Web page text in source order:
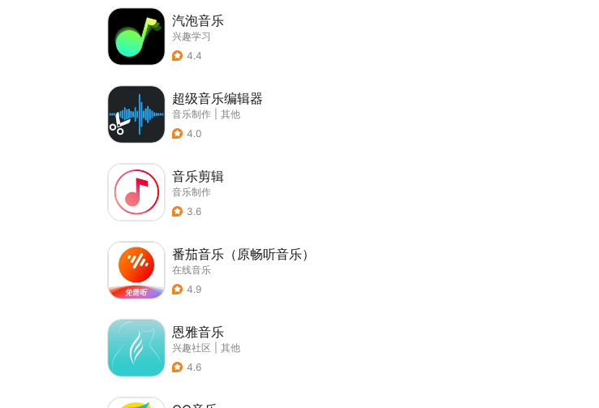
汽泡音乐
兴趣学习
4.4
超级音乐编辑器
音乐制作
其他
4.0
音乐剪辑
音乐制作
3.6
番茄音乐（原畅听音乐）
在线音乐
4.9
恩雅音乐
兴趣社区
其他
4.6